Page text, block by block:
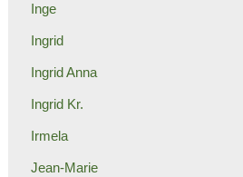
Inge
Ingrid
Ingrid Anna
Ingrid Kr.
Irmela
Jean-Marie